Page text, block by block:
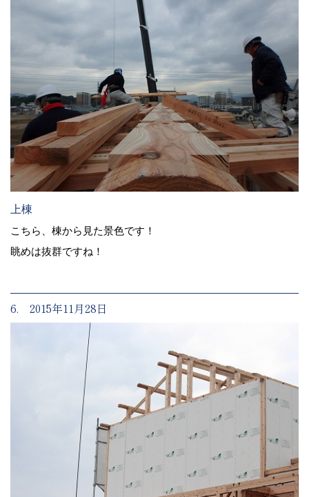
上棟
こちら、棟から見た景色です！
眺めは抜群ですね！
6. 2015年11月28日